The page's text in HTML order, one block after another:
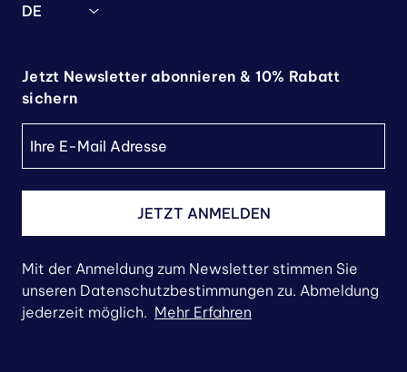
DE
Jetzt Newsletter abonnieren & 10% Rabatt
sichern
JETZT ANMELDEN
Mit der Anmeldung zum Newsletter stimmen Sie
unseren Datenschutzbestimmungen zu. Abmeldung
jederzeit möglich. Mehr Erfahren